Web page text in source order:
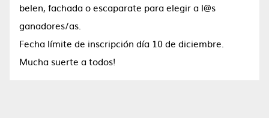
belen, fachada o escaparate para elegir a l@s
ganadores/as.
Fecha límite de inscripción día 10 de diciembre.
Mucha suerte a todos!